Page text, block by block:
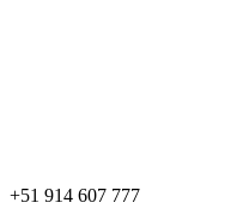
+51 914 607 777